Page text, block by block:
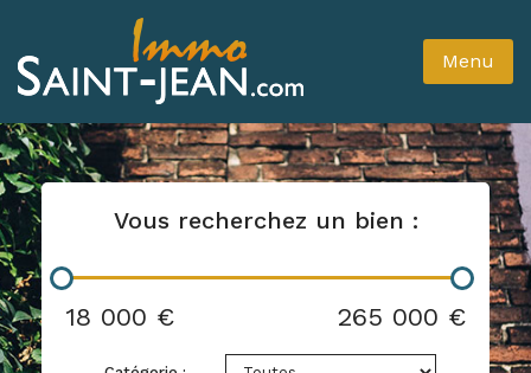
Menu
Vous recherchez un bien :
18 000 € 265 000 €